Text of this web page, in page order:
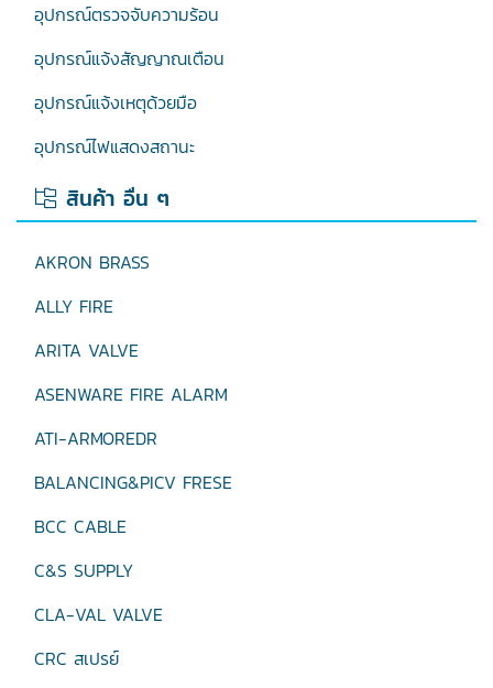
อุปกรณ์ตรวจจับความร้อน
อุปกรณ์แจ้งสัญญาณเตือน
อุปกรณ์แจ้งเหตุด้วยมือ
อุปกรณ์ไฟแสดงสถานะ
สินค้า อื่น ๆ
AKRON BRASS
ALLY FIRE
ARITA VALVE
ASENWARE FIRE ALARM
ATI-ARMOREDR
BALANCING&PICV FRESE
BCC CABLE
C&S SUPPLY
CLA-VAL VALVE
CRC สเปรย์